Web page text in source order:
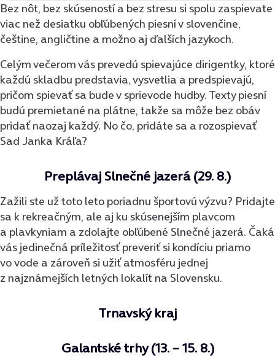
Bez nôt, bez skúseností a bez stresu si spolu zaspievate
viac než desiatku obľúbených piesní v slovenčine,
češtine, angličtine a možno aj ďalších jazykoch.
Celým večerom vás prevedú spievajúce dirigentky, ktoré
každú skladbu predstavia, vysvetlia a predspievajú,
pričom spievať sa bude v sprievode hudby. Texty piesní
budú premietané na plátne, takže sa môže bez obáv
pridať naozaj každý. No čo, pridáte sa a rozospievať
Sad Janka Kráľa?
Preplávaj Slnečné jazerá (29. 8.)
Zažili ste už toto leto poriadnu športovú výzvu? Pridajte
sa k rekreačným, ale aj ku skúsenejším plavcom
a plavkyniam a zdolajte obľúbené Slnečné jazerá. Čaká
vás jedinečná príležitosť preveriť si kondíciu priamo
vo vode a zároveň si užiť atmosféru jednej
z najznámejších letných lokalít na Slovensku.
Trnavský kraj
Galantské trhy (13. – 15. 8.)